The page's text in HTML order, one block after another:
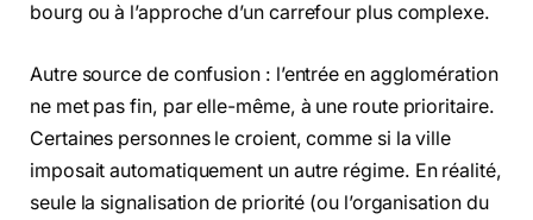
bourg ou à l’approche d’un carrefour plus complexe.
Autre source de confusion : l’entrée en agglomération
ne met pas fin, par elle-même, à une route prioritaire.
Certaines personnes le croient, comme si la ville
imposait automatiquement un autre régime. En réalité,
seule la signalisation de priorité (ou l’organisation du